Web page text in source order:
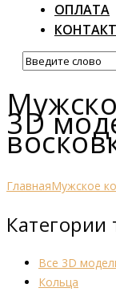
ОПЛАТА
3D
ГлавнаяМужское
Категории
Все 3D
Кольца